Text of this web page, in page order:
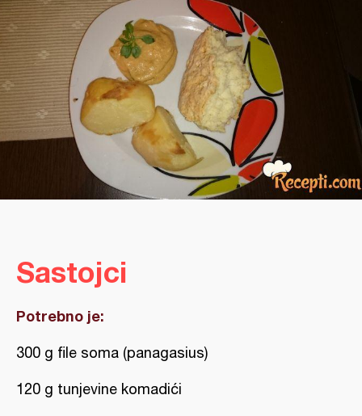
Sastojci
Potrebno je:
300 g file soma (panagasius)
120 g tunjevine komadići